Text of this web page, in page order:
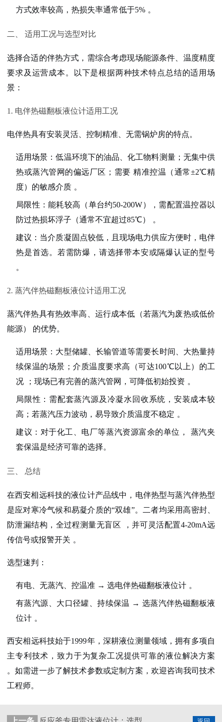
方式效率较高，热损失率通常低于5% 。
二、 适用工况与选型对比
选择合适的伴热方式，需综合考虑现场能源条件、温度精度
要求及运营成本。以下是根据两种技术特点总结的适用场
景：
1. 电伴热磁翻板液位计适用工况
电伴热具有安装灵活、控制精准、无需锅炉房的特点。
适用场景 ：低温环境下的油品、化工物料测量；无集中供
热或蒸汽管网的偏远厂区；需要 精准控温 （通常±2℃精
度）的敏感介质 。
局限性 ：能耗较高（单台约50-200W），需配置温控器以
防过热损坏浮子（通常不宜超过85℃）
。
建议 ：当介质凝固点较低，且现场电力供应方便时， 电伴
热是首选。若需防爆，请选择带本安或隔爆认证的型号
。
2. 蒸汽伴热磁翻板液位计适用工况
蒸汽伴热具有热效率高、运行成本低（若蒸汽为废热或低价
能源）
的优势。
适用场景 ： 大型储罐、长输管道等需要长时间、大热量持
续保温的场景；介质温度要求高（可达100℃以上）的工
况
；现场已有完善的蒸汽管网 ，可降低初始投资 。
局限性 ：需配套蒸汽源及冷凝水回收系统，安装成本较
高；若蒸汽压力波动，易导致介质温度不稳定 。
建议 ：对于化工、电厂等蒸汽资源富余的单位，
蒸汽夹
套保温是经济可靠的选择。
三、 总结
在西安相远科技的液位计产品线中， 电伴热型与蒸汽伴热型
是应对寒冷气候和易凝介质的“双雄”。二者均采用高密封、
防泄漏结构， 全过程测量无盲区
，并可灵活配置4-20mA远
传信号或报警开关 。
选型速判 ：
有电、无蒸汽、控温准 → 选电伴热磁翻板液位计 。
有蒸汽源、大口径罐、持续保温 → 选蒸汽伴热磁翻板液
位计 。
西安相远科技始于1999年，深耕液位测量领域，拥有多项自
主专利技术，致力于为复杂工况提供可靠的液位解决方案
。如需进一步了解技术参数或定制方案，欢迎咨询我司技术
工程师。